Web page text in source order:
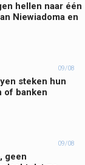
hellen naar één
Niewiadoma en
09/08
steken hun
of banken
09/08
geen